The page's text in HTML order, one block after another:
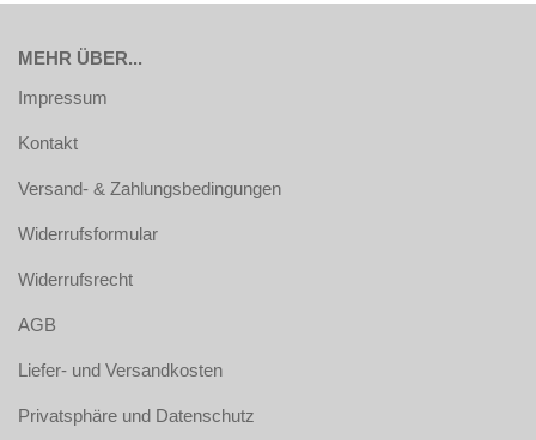
MEHR ÜBER...
Impressum
Kontakt
Versand- & Zahlungsbedingungen
Widerrufsformular
Widerrufsrecht
AGB
Liefer- und Versandkosten
Privatsphäre und Datenschutz